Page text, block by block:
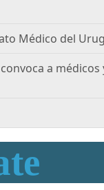
Médico del
a médicos